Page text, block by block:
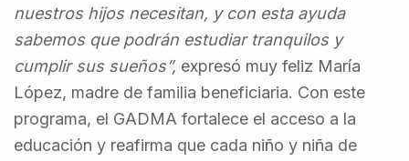
nuestros hijos necesitan, y con esta ayuda
sabemos que podrán estudiar tranquilos y
cumplir sus sueños”, expresó muy feliz María
López, madre de familia beneficiaria. Con este
programa, el GADMA fortalece el acceso a la
educación y reafirma que cada niño y niña de